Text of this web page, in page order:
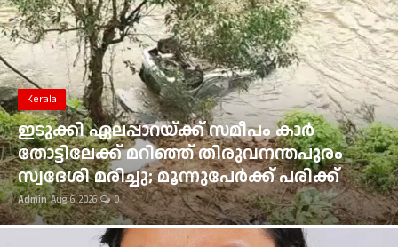
Food
Gulf News
Loksabha Election 2024
Technology
Health
Jobs Mall
Kerala
ഭൂമി തരംമാറ്റ അപേക്ഷ: കോടതി
ഉത്തരവുകൾ ആവർത്തിച്ച് ലംഘിച്ച
മൂവാറ്റുപുഴ ആർഡിഒയ്ക്ക് 25,000 രൂപ
പിഴ
Admin Aug 6, 2026 0